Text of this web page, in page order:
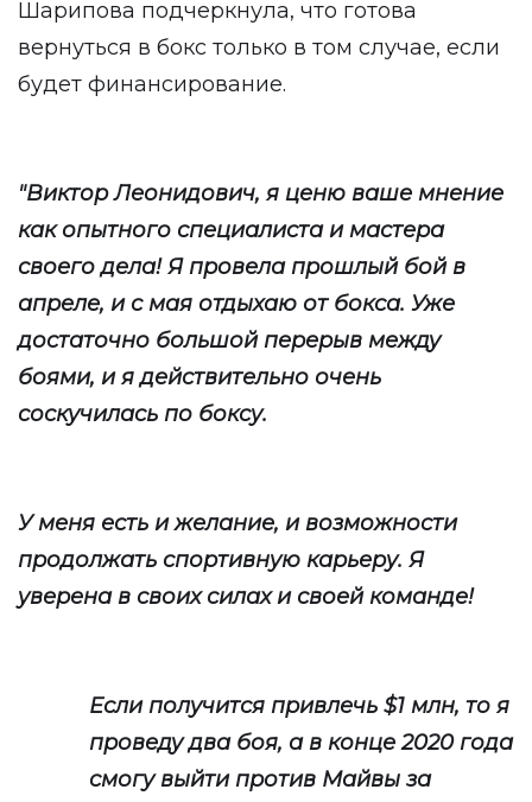
Шарипова подчеркнула, что готова
вернуться в бокс только в том случае, если
будет финансирование.
"Виктор Леонидович, я ценю ваше мнение
как опытного специалиста и мастера
своего дела! Я провела прошлый бой в
апреле, и с мая отдыхаю от бокса. Уже
достаточно большой перерыв между
боями, и я действительно очень
соскучилась по боксу.
У меня есть и желание, и возможности
продолжать спортивную карьеру. Я
уверена в своих силах и своей команде!
Если получится привлечь $1 млн, то я
проведу два боя, а в конце 2020 года
смогу выйти против Майвы за